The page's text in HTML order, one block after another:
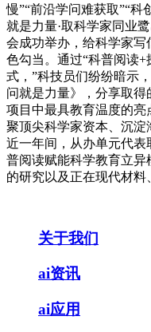
慢”“前沿学问难获取”“科
就是力量·取科学家同业
会成功举办，给科学家写
色勾当。通过“科普阅读
式，”科技员们纷纷暗示
问就是力量》，分享取得
项目中最具教育温度的
聚顶尖科学家资本、沉淀
近一年间，从办单元代
普阅读赋能科学教育立
的研究以及正在现代材料
关于我们
ai资讯
ai应用